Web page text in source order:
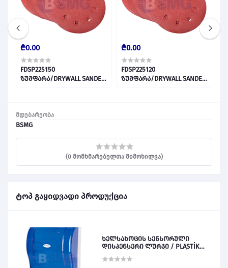
მდებარეობა
BSMG
(0 მომხმარებელთა მიმოხილვა)
ტოპ გაყიდვადი პროდუქცია
ხელსახოცის სენსორული
დისპენსერი ლურჯი / PLASTİK
₾0.00
FDSP225150
ზუმფარა/DRYWALL SANDER
₾0.00
FDSP225120
ზუმფარა/DRYWALL SANDER